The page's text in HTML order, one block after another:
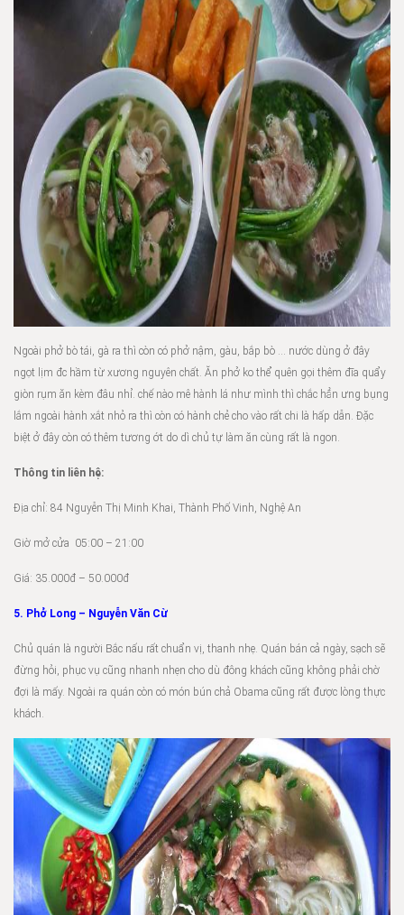
Ngoài phở bò tái, gà ra thì còn có phở nậm, gàu, bắp bò … nước dùng ở đây
ngọt lịm đc hầm từ xương nguyên chất. Ăn phở ko thể quên gọi thêm đĩa quẩy
giòn rụm ăn kèm đâu nhỉ. chế nào mê hành lá như mình thì chắc hẳn ưng bụng
lắm ngoài hành xắt nhỏ ra thì còn có hành chẻ cho vào rất chi là hấp dẫn. Đặc
biệt ở đây còn có thêm tương ớt do dì chủ tự làm ăn cùng rất là ngon.
Thông tin liên hệ:
Địa chỉ: 84 Nguyễn Thị Minh Khai, Thành Phố Vinh, Nghệ An
Giờ mở cửa 05:00 – 21:00
Giá: 35.000đ – 50.000đ
5. Phở Long – Nguyễn Văn Cừ
Chủ quán là người Bắc nấu rất chuẩn vị, thanh nhẹ. Quán bán cả ngày, sạch sẽ
đừng hỏi, phục vụ cũng nhanh nhẹn cho dù đông khách cũng không phải chờ
đợi là mấy. Ngoài ra quán còn có món bún chả Obama cũng rất được lòng thực
khách.